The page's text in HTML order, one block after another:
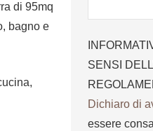
di 95mq
bagno e
SENSI
Dichiaro di
essere